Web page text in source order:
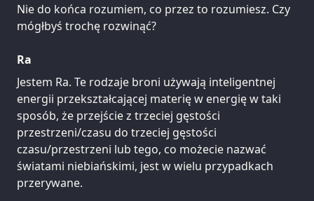
Nie do końca rozumiem, co przez to rozumiesz. Czy
mógłbyś trochę rozwinąć?
Ra
Jestem Ra. Te rodzaje broni używają inteligentnej
energii przekształcającej materię w energię w taki
sposób, że przejście z trzeciej gęstości
przestrzeni/czasu do trzeciej gęstości
czasu/przestrzeni lub tego, co możecie nazwać
światami niebiańskimi, jest w wielu przypadkach
przerywane.